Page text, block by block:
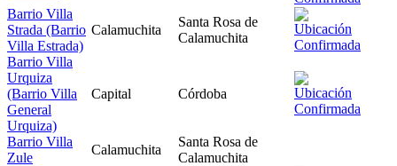
Barrio Villa
Strada (Barrio
Villa Estrada)
Calamuchita
Santa Rosa de
Calamuchita
Barrio Villa
Urquiza
(Barrio Villa
General
Urquiza)
Capital Córdoba
Barrio Villa
Zule
Calamuchita
Santa Rosa de
Calamuchita